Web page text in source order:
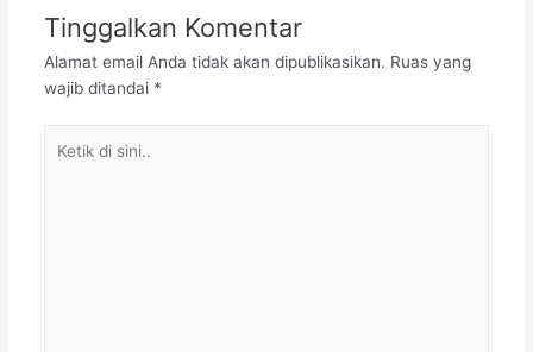
Tinggalkan Komentar
Alamat email Anda tidak akan dipublikasikan. Ruas yang
wajib ditandai *